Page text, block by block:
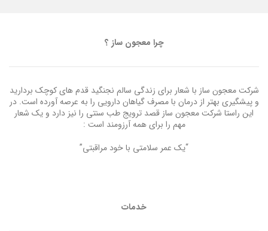
چرا معجون ساز ؟
شرکت معجون ساز با شعار برای زندگی سالم نجنگید قدم های کوچک بردارید
و پیشگیری بهتر از درمان با مصرف گیاهان دارویی را به عرصه آورده است. در
این راستا شرکت معجون ساز قصد ترویج طب سنتی را نیز دارد و یک شعار
مهم را برای همه آرزومند است :
“یک عمر سلامتی با خود مراقبتی”
خدمات